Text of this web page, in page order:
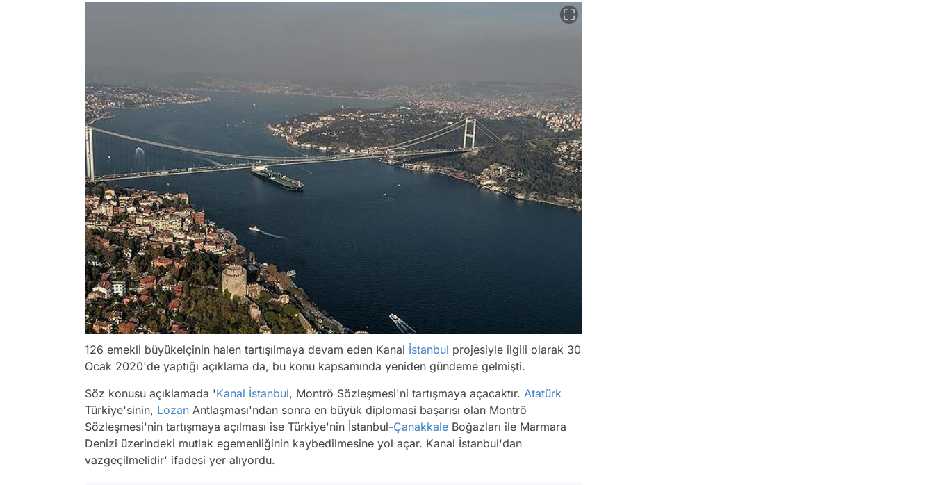
126 emekli büyükelçinin halen tartışılmaya devam eden Kanal İstanbul projesiyle ilgili olarak 30
Ocak 2020'de yaptığı açıklama da, bu konu kapsamında yeniden gündeme gelmişti.
Söz konusu açıklamada 'Kanal İstanbul, Montrö Sözleşmesi'ni tartışmaya açacaktır. Atatürk
Türkiye'sinin, Lozan Antlaşması'ndan sonra en büyük diplomasi başarısı olan Montrö
Sözleşmesi'nin tartışmaya açılması ise Türkiye'nin İstanbul-Çanakkale Boğazları ile Marmara
Denizi üzerindeki mutlak egemenliğinin kaybedilmesine yol açar. Kanal İstanbul'dan
vazgeçilmelidir' ifadesi yer alıyordu.